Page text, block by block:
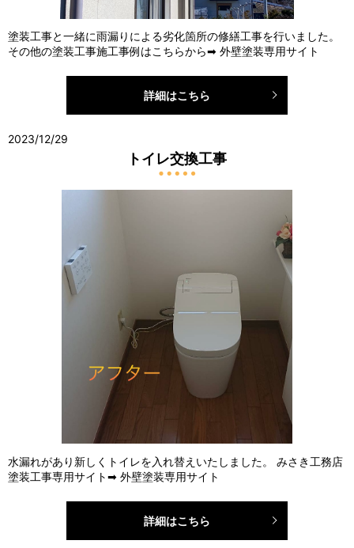
塗装工事と一緒に雨漏りによる劣化箇所の修繕工事を行いました。
その他の塗装工事施工事例はこちらから➡ 外壁塗装専用サイト
詳細はこちら
2023/12/29
トイレ交換工事
水漏れがあり新しくトイレを入れ替えいたしました。 みさき工務店
塗装工事専用サイト➡ 外壁塗装専用サイト
詳細はこちら